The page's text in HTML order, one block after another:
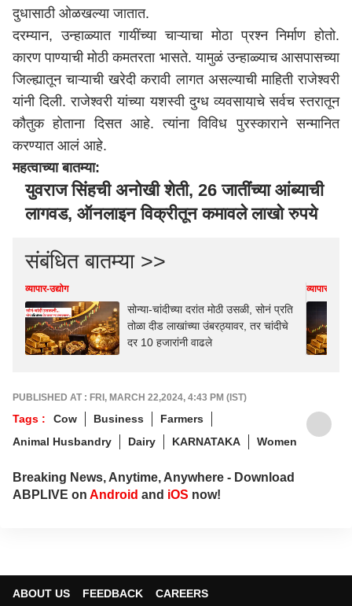
दुधासाठी ओळखल्या जातात.
दरम्यान, उन्हाळ्यात गायींच्या चाऱ्याचा मोठा प्रश्न निर्माण होतो.
कारण पाण्याची मोठी कमतरता भासते. यामुळं उन्हाळ्याच आसपासच्या
जिल्ह्यातून चाऱ्याची खरेदी करावी लागत असल्याची माहिती राजेश्वरी
यांनी दिली. राजेश्वरी यांच्या यशस्वी दुग्ध व्यवसायाचे सर्वच स्तरातून
कौतुक होताना दिसत आहे. त्यांना विविध पुरस्काराने सन्मानित
करण्यात आलं आहे.
महत्वाच्या बातम्या:
युवराज सिंहची अनोखी शेती, 26 जातींच्या आंब्याची
लागवड, ऑनलाइन विक्रीतून कमावले लाखो रुपये
संबंधित बातम्या >>
व्यापार-उद्योग
सोन्या-चांदीच्या दरांत मोठी उसळी, सोनं प्रति
तोळा दीड लाखांच्या उंबरठ्यावर, तर चांदीचे
दर 10 हजारांनी वाढले
व्यापार-उद्योग
PUBLISHED AT : FRI, MARCH 22,2024, 4:43 PM (IST)
Tags : Cow Business
Farmers
Animal Husbandry
Dairy KARNATAKA Women
Breaking News, Anytime, Anywhere - Download
ABPLIVE on Android and iOS now!
ABOUT US FEEDBACK CAREERS